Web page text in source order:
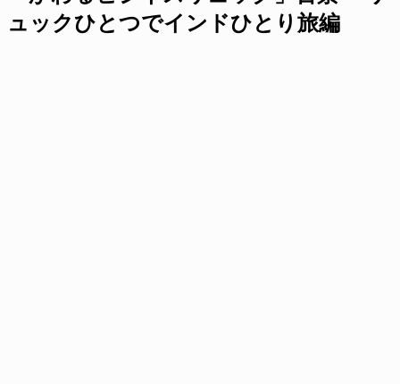
ュックひとつでインドひとり旅編